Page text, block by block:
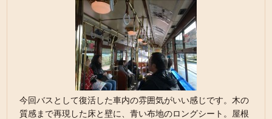
今回バスとして復活した車内の雰囲気がいい感じです。木の
質感まで再現した床と壁に、青い布地のロングシート。屋根